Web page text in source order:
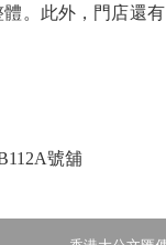
。此外，門店還
號舖